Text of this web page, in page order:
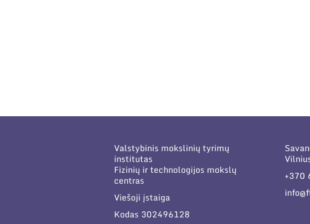
Valstybinis mokslinių tyrimų
institutas
Fizinių ir technologijos mokslų
centras
Viešoji įstaiga
Kodas 302496128
+370